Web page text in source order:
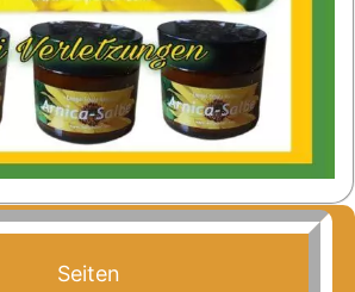
Seiten